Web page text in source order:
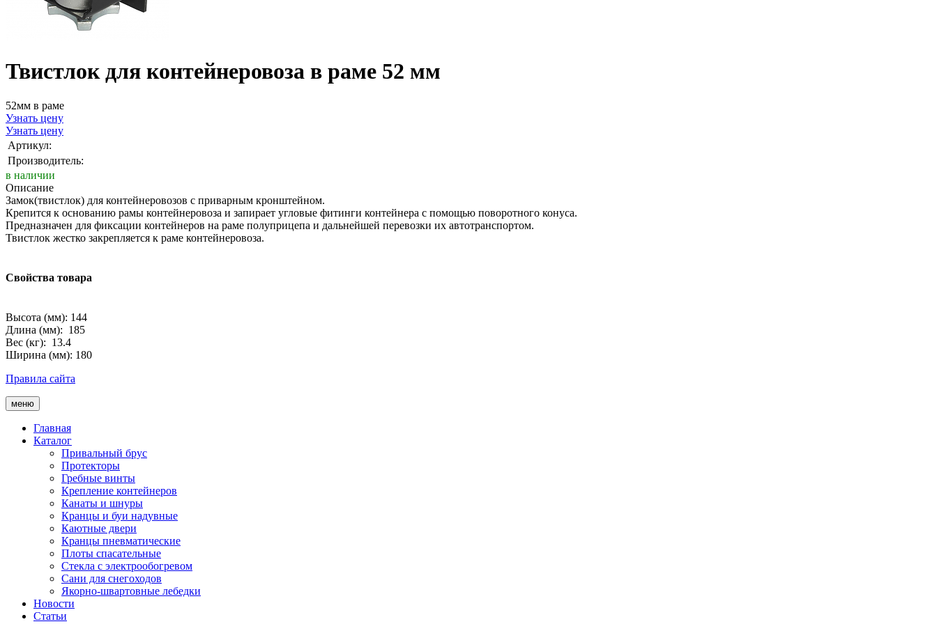
Твистлок для контейнеровоза в раме 52 мм
52мм в раме
Узнать цену
Узнать цену
Артикул:
Производитель:
в наличии
Описание
Замок(твистлок) для контейнеровозов с приварным кронштейном.
Крепится к основанию рамы контейнеровоза и запирает угловые фитинги контейнера с помощью поворотного конуса.
Предназначен для фиксации контейнеров на раме полуприцепа и дальнейшей перевозки их автотранспортом.
Твистлок жестко закрепляется к раме контейнеровоза.
Свойства товара
Высота (мм): 144
Длина (мм): 185
Вес (кг): 13.4
Ширина (мм): 180
Правила сайта
меню
Главная
Каталог
Привальный брус
Протекторы
Гребные винты
Крепление контейнеров
Канаты и шнуры
Кранцы и буи надувные
Каютные двери
Кранцы пневматические
Плоты спасательные
Стекла с электрообогревом
Сани для снегоходов
Якорно-швартовные лебедки
Новости
Статьи